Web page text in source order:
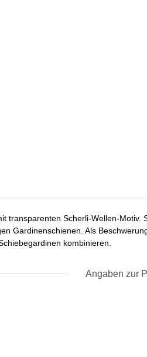
transparenten Scherli-Wellen-
Gardinenschienen. Als
kombinieren.
Angaben zur